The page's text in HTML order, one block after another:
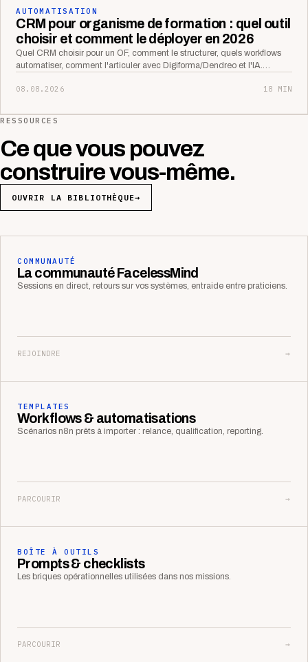
AUTOMATISATION
CRM pour organisme de formation : quel outil
choisir et comment le déployer en 2026
Quel CRM choisir pour un OF, comment le structurer, quels workflows
automatiser, comment l'articuler avec Digiforma/Dendreo et l'IA.…
08.08.2026 18 MIN
RESSOURCES
Ce que vous pouvez
construire vous-même.
OUVRIR LA BIBLIOTHÈQUE→
COMMUNAUTÉ
La communauté FacelessMind
Sessions en direct, retours sur vos systèmes, entraide entre praticiens.
REJOINDRE →
TEMPLATES
Workflows & automatisations
Scénarios n8n prêts à importer : relance, qualification, reporting.
PARCOURIR →
BOÎTE À OUTILS
Prompts & checklists
Les briques opérationnelles utilisées dans nos missions.
PARCOURIR →